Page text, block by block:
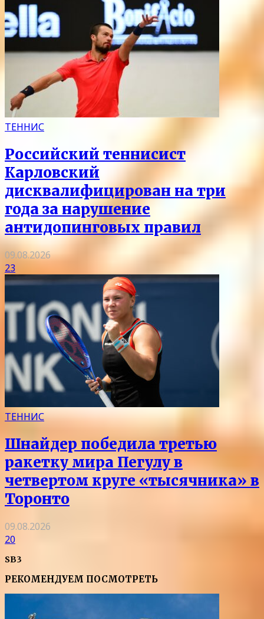
ТЕННИС
Российский теннисист
Карловский
дисквалифицирован на три
года за нарушение
антидопинговых правил
09.08.2026
23
ТЕННИС
Шнайдер победила третью
ракетку мира Пегулу в
четвертом круге «тысячника» в
Торонто
09.08.2026
20
SB3
РЕКОМЕНДУЕМ ПОСМОТРЕТЬ